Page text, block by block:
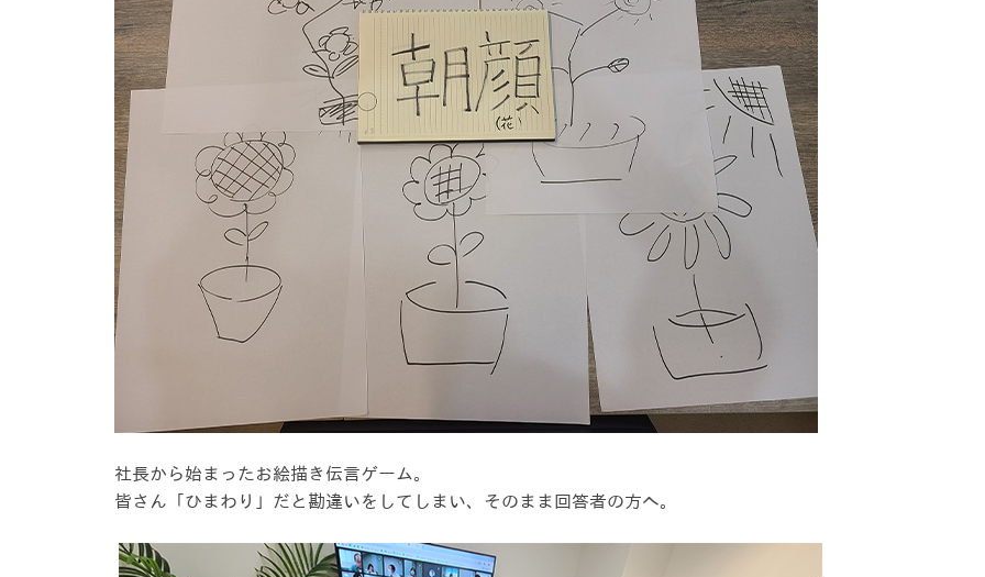
社長から始まったお絵描き伝言ゲーム。
皆さん「ひまわり」だと勘違いをしてしまい、そのまま回答者の方へ。